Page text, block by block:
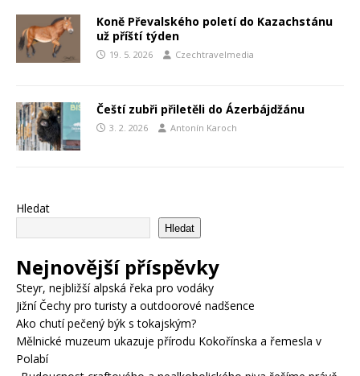
Koně Převalského poletí do Kazachstánu
už příští týden
19. 5. 2026 Czechtravelmedia
Čeští zubři přiletěli do Ázerbájdžánu
3. 2. 2026 Antonín Karoch
Hledat
Hledat
Nejnovější příspěvky
Steyr, nejbližší alpská řeka pro vodáky
Jižní Čechy pro turisty a outdoorové nadšence
Ako chutí pečený býk s tokajským?
Mělnické muzeum ukazuje přírodu Kokořínska a řemesla v
Polabí